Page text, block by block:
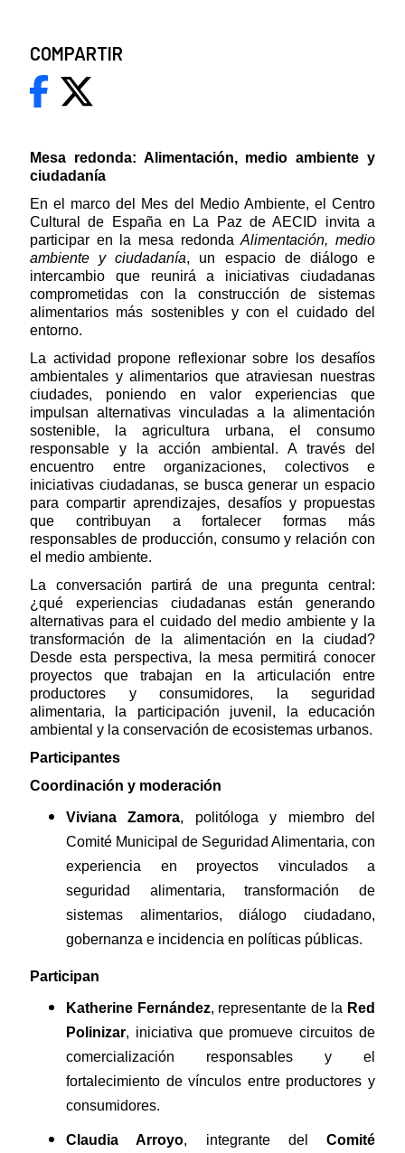
Mesa redonda: Alimentación, medio ambiente y
ciudadanía
En el marco del Mes del Medio Ambiente, el Centro
Cultural de España en La Paz de AECID invita a
participar en la mesa redondaAlimentación, medio
ambiente y ciudadanía, un espacio de diálogo e
intercambio que reunirá a iniciativas ciudadanas
comprometidas con la construcción de sistemas
alimentarios más sostenibles y con el cuidado del
entorno.
La actividad propone reflexionar sobre los desafíos
ambientales y alimentarios que atraviesan nuestras
ciudades, poniendo en valor experiencias que
impulsan alternativas vinculadas a la alimentación
sostenible, la agricultura urbana, el consumo
responsable y la acción ambiental. A través del
encuentro entre organizaciones, colectivos e
iniciativas ciudadanas, se busca generar un espacio
para compartir aprendizajes, desafíos y propuestas
que contribuyan a fortalecer formas más
responsables de producción, consumo y relación con
el medio ambiente.
La conversación partirá de una pregunta central:
¿qué experiencias ciudadanas están generando
alternativas para el cuidado del medio ambiente y la
transformación de la alimentación en la ciudad?
Desde esta perspectiva, la mesa permitirá conocer
proyectos que trabajan en la articulación entre
productores y consumidores, la seguridad
alimentaria, la participación juvenil, la educación
ambiental y la conservación de ecosistemas urbanos.
Participantes
Coordinación y moderación
Viviana Zamora, politóloga y miembro del
Comité Municipal de Seguridad Alimentaria, con
experiencia en proyectos vinculados a
seguridad alimentaria, transformación de
sistemas alimentarios, diálogo ciudadano,
gobernanza e incidencia en políticas públicas.
Participan
Katherine Fernández, representante de la Red
Polinizar, iniciativa que promueve circuitos de
comercialización responsables y el
fortalecimiento de vínculos entre productores y
consumidores.
Claudia Arroyo, integrante del Comité
COMPARTIR